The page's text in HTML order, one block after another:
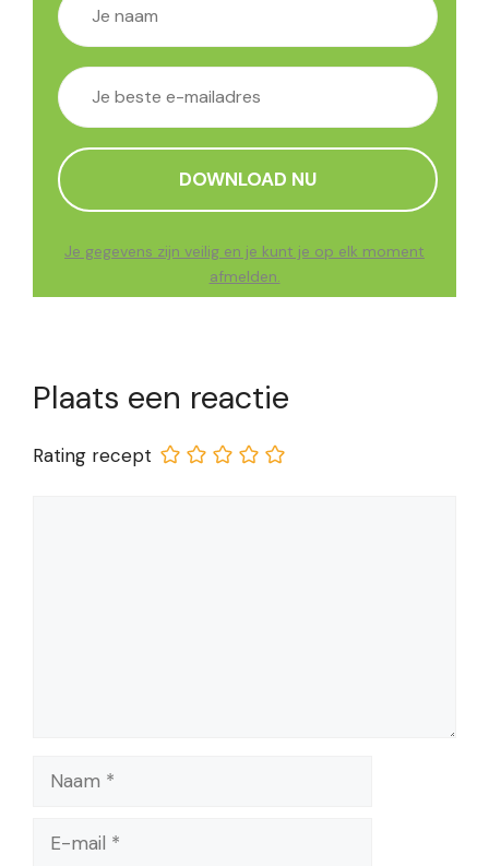
Je gegevens zijn veilig en je kunt je op elk moment
afmelden.
Plaats een reactie
Rating recept
mail